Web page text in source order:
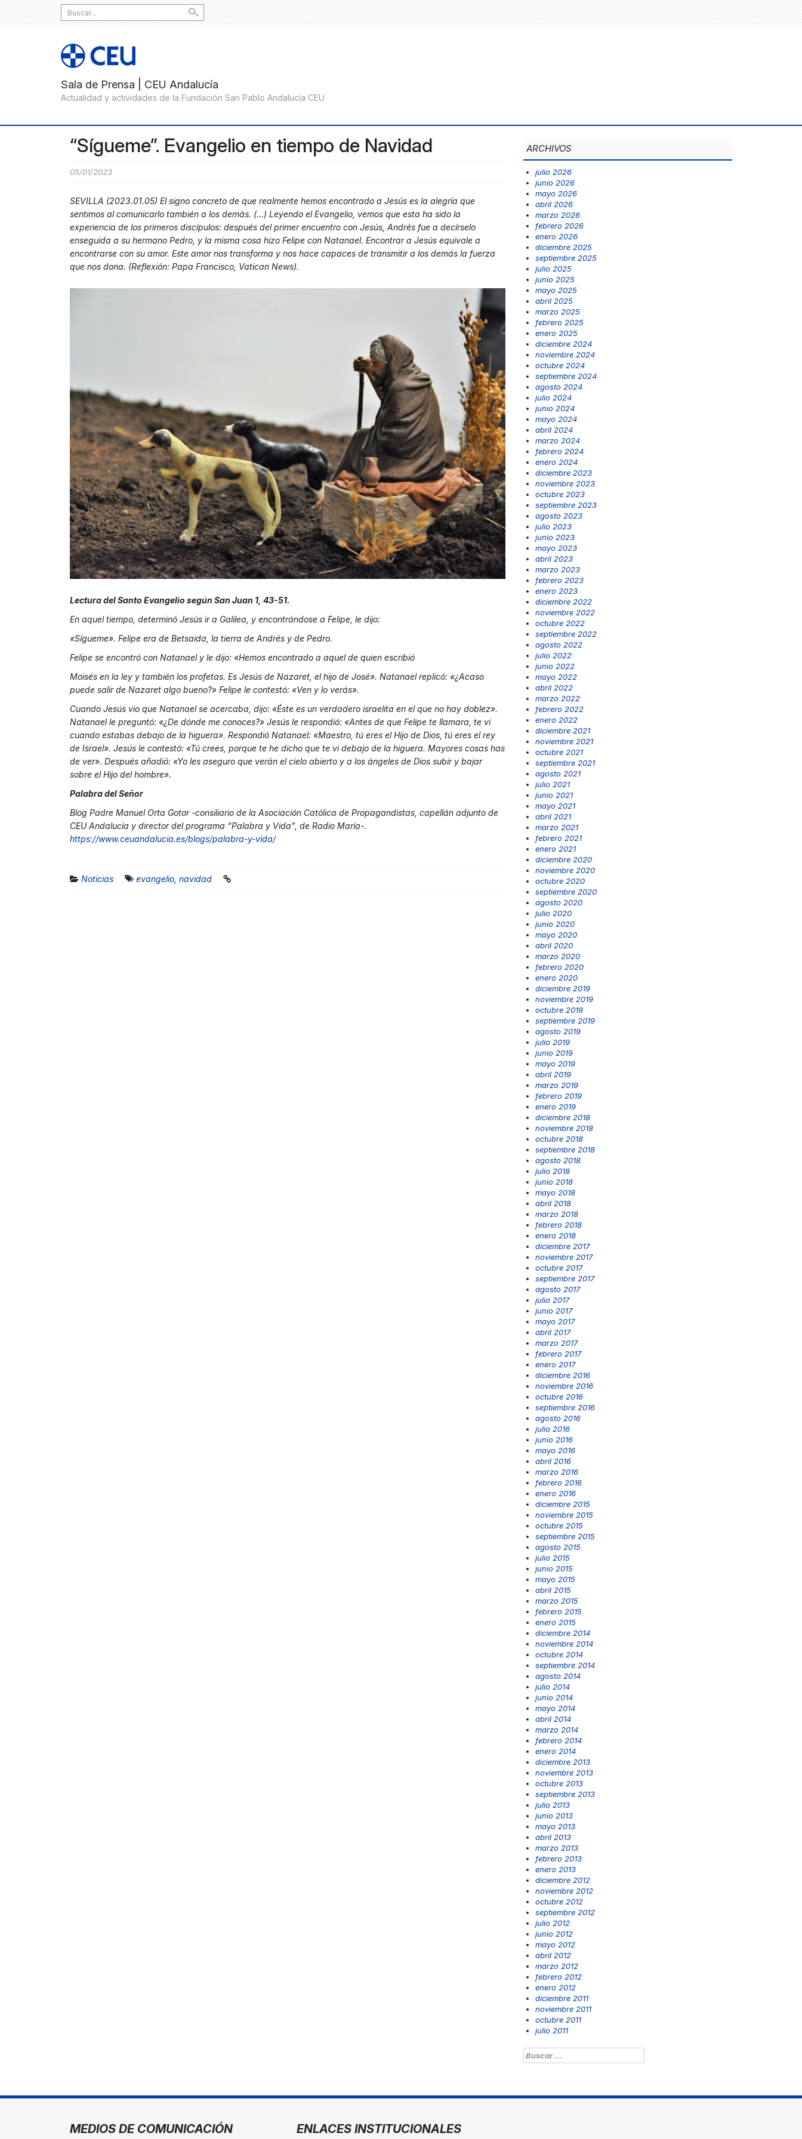
Search
for:
“Sígueme”. Evangelio en tiempo de Navidad
05/01/2023
SEVILLA (2023.01.05) El signo concreto de que realmente hemos encontrado a Jesús es la alegría que
sentimos al comunicarlo también a los demás. (…) Leyendo el Evangelio, vemos que esta ha sido la
experiencia de los primeros discípulos: después del primer encuentro con Jesús, Andrés fue a decírselo
enseguida a su hermano Pedro, y la misma cosa hizo Felipe con Natanael. Encontrar a Jesús equivale a
encontrarse con su amor. Este amor nos transforma y nos hace capaces de transmitir a los demás la fuerza
que nos dona. (Reflexión: Papa Francisco, Vatican News).
Lectura del Santo Evangelio según San Juan 1, 43-51.
En aquel tiempo, determinó Jesús ir a Galilea, y encontrándose a Felipe, le dijo:
«Sígueme». Felipe era de Betsaida, la tierra de Andrés y de Pedro.
Felipe se encontró con Natanael y le dijo: «Hemos encontrado a aquel de quien escribió
Moisés en la ley y también los profetas. Es Jesús de Nazaret, el hijo de José». Natanael replicó: «¿Acaso
puede salir de Nazaret algo bueno?» Felipe le contestó: «Ven y lo verás».
Cuando Jesús vio que Natanael se acercaba, dijo: «Éste es un verdadero israelita en el que no hay doblez».
Natanael le preguntó: «¿De dónde me conoces?» Jesús le respondió: «Antes de que Felipe te llamara, te vi
cuando estabas debajo de la higuera». Respondió Natanael: «Maestro, tú eres el Hijo de Dios, tú eres el rey
de Israel». Jesús le contestó: «Tú crees, porque te he dicho que te vi debajo de la higuera. Mayores cosas has
de ver». Después añadió: «Yo les aseguro que verán el cielo abierto y a los ángeles de Dios subir y bajar
sobre el Hijo del hombre».
Palabra del Señor
Blog Padre Manuel Orta Gotor -consiliario de la Asociación Católica de Propagandistas, capellán adjunto de
CEU Andalucía y director del programa “Palabra y Vida”, de Radio María-.
https://www.ceuandalucia.es/blogs/palabra-y-vida/
Noticias evangelio navidad
ARCHIVOS
julio 2026
junio 2026
mayo 2026
abril 2026
marzo 2026
febrero 2026
enero 2026
diciembre 2025
septiembre 2025
julio 2025
junio 2025
mayo 2025
abril 2025
marzo 2025
febrero 2025
enero 2025
diciembre 2024
noviembre 2024
octubre 2024
septiembre 2024
agosto 2024
julio 2024
junio 2024
mayo 2024
abril 2024
marzo 2024
febrero 2024
enero 2024
diciembre 2023
noviembre 2023
octubre 2023
septiembre 2023
agosto 2023
julio 2023
junio 2023
mayo 2023
abril 2023
marzo 2023
febrero 2023
enero 2023
diciembre 2022
noviembre 2022
octubre 2022
septiembre 2022
agosto 2022
julio 2022
junio 2022
mayo 2022
abril 2022
marzo 2022
febrero 2022
enero 2022
diciembre 2021
noviembre 2021
octubre 2021
septiembre 2021
agosto 2021
julio 2021
junio 2021
mayo 2021
abril 2021
marzo 2021
febrero 2021
enero 2021
diciembre 2020
noviembre 2020
octubre 2020
septiembre 2020
agosto 2020
julio 2020
junio 2020
mayo 2020
abril 2020
marzo 2020
febrero 2020
enero 2020
diciembre 2019
noviembre 2019
octubre 2019
septiembre 2019
agosto 2019
julio 2019
junio 2019
mayo 2019
abril 2019
marzo 2019
febrero 2019
enero 2019
diciembre 2018
noviembre 2018
octubre 2018
septiembre 2018
agosto 2018
julio 2018
junio 2018
mayo 2018
abril 2018
marzo 2018
febrero 2018
enero 2018
diciembre 2017
noviembre 2017
octubre 2017
septiembre 2017
agosto 2017
julio 2017
junio 2017
mayo 2017
abril 2017
marzo 2017
febrero 2017
enero 2017
diciembre 2016
noviembre 2016
octubre 2016
septiembre 2016
agosto 2016
julio 2016
junio 2016
mayo 2016
abril 2016
marzo 2016
febrero 2016
enero 2016
diciembre 2015
noviembre 2015
octubre 2015
septiembre 2015
agosto 2015
julio 2015
junio 2015
mayo 2015
abril 2015
marzo 2015
febrero 2015
enero 2015
diciembre 2014
noviembre 2014
octubre 2014
septiembre 2014
agosto 2014
julio 2014
junio 2014
mayo 2014
abril 2014
marzo 2014
febrero 2014
enero 2014
diciembre 2013
noviembre 2013
octubre 2013
septiembre 2013
julio 2013
junio 2013
mayo 2013
abril 2013
marzo 2013
febrero 2013
enero 2013
diciembre 2012
noviembre 2012
octubre 2012
septiembre 2012
julio 2012
junio 2012
mayo 2012
abril 2012
marzo 2012
febrero 2012
enero 2012
diciembre 2011
noviembre 2011
octubre 2011
julio 2011
Buscar:
MEDIOS DE COMUNICACIÓN ENLACES INSTITUCIONALES